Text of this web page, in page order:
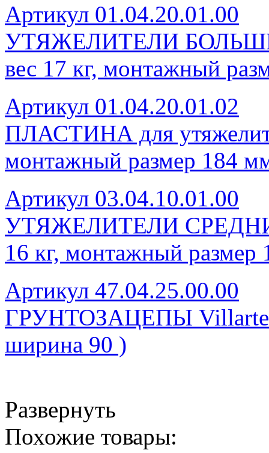
Артикул 01.04.20.01.00
УТЯЖЕЛИТЕЛИ
вес 17 кг, монтажный
Артикул 01.04.20.01.02
ПЛАСТИНА для
монтажный размер 184
Артикул 03.04.10.01.00
УТЯЖЕЛИТЕЛИ СРЕДНИЕ
16 кг, монтажный размер
Артикул 47.04.25.00.00
ГРУНТОЗАЦЕПЫ Villartec
ширина 90 )
Развернуть
Похожие товары: